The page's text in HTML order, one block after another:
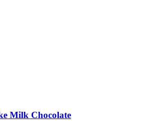
Milk Chocolate